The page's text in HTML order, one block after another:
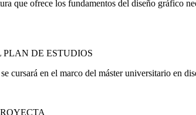
que ofrece los fundamentos del diseño gráfico
DE ESTUDIOS
cursará en el marco del máster universitario en